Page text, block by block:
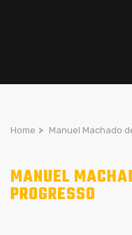
Home > Manuel Machado
MANUEL
PROGRESSO